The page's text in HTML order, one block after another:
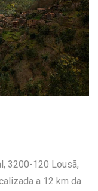
3200-120 Lousã,
a 12 km da